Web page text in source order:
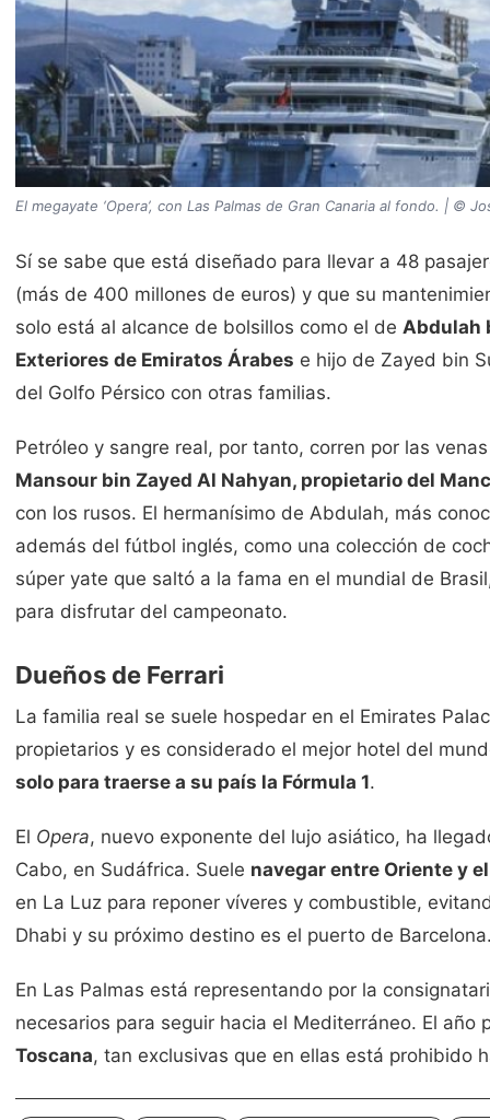
El megayate ‘Opera’, con Las Palmas de Gran Canaria al fondo. | ©
Sí se sabe que está diseñado para llevar a 48
(más de 400 millones de euros) y que su
solo está al alcance de bolsillos como el de Abdulah
Exteriores de Emiratos Árabes e hijo de Zayed bin
del Golfo Pérsico con otras familias.
Petróleo y sangre real, por tanto, corren por las
Mansour bin Zayed Al Nahyan, propietario del
con los rusos. El hermanísimo de Abdulah, más
además del fútbol inglés, como una colección de
súper yate que saltó a la fama en el mundial de
para disfrutar del campeonato.
Dueños de Ferrari
La familia real se suele hospedar en el Emirates
propietarios y es considerado el mejor hotel del
solo para traerse a su país la Fórmula 1.
El Opera, nuevo exponente del lujo asiático, ha
Cabo, en Sudáfrica. Suele navegar entre Oriente y
en La Luz para reponer víveres y combustible,
Dhabi y su próximo destino es el puerto de
En Las Palmas está representando por la
necesarios para seguir hacia el Mediterráneo. El año
Toscana, tan exclusivas que en ellas está prohibido